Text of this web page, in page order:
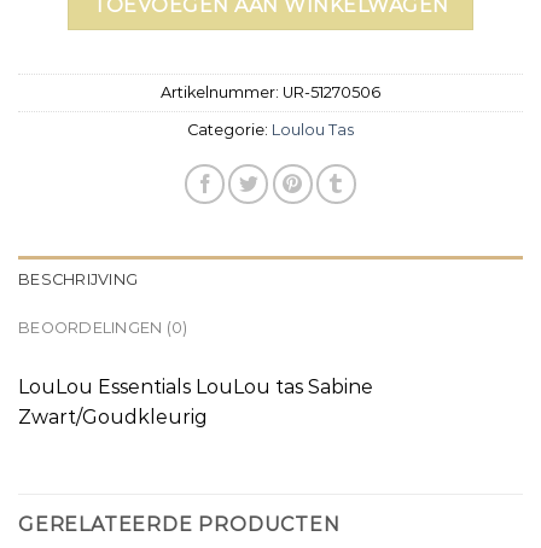
TOEVOEGEN AAN WINKELWAGEN
Artikelnummer: UR-51270506
Categorie: Loulou Tas
BESCHRIJVING
BEOORDELINGEN (0)
LouLou Essentials LouLou tas Sabine
Zwart/Goudkleurig
GERELATEERDE PRODUCTEN